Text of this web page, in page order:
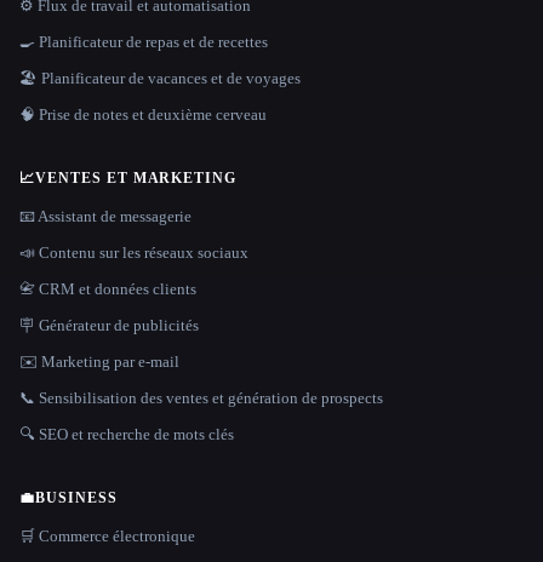
⚙️ Flux de travail et automatisation
🍳 Planificateur de repas et de recettes
🏖 Planificateur de vacances et de voyages
🧠 Prise de notes et deuxième cerveau
📈VENTES ET MARKETING
📧 Assistant de messagerie
📣 Contenu sur les réseaux sociaux
📇 CRM et données clients
🪧 Générateur de publicités
✉️ Marketing par e-mail
📞 Sensibilisation des ventes et génération de prospects
🔍 SEO et recherche de mots clés
💼BUSINESS
🛒 Commerce électronique